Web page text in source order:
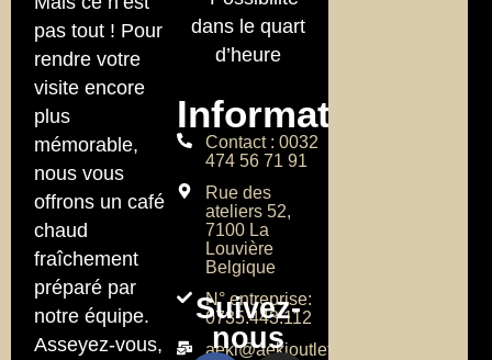
pas tout ! Pour
rendre votre
visite encore
plus
mémorable,
nous vous
offrons un café
chaud
fraîchement
préparé par
notre équipe.
Asseyez-vous,
dans le quart
d’heure
Informations
Contact : 0032
474 56 71 91
Rue des
ateliers 52,
7100 La
Louvière
Belgique
N° entreprise:
0735.443.112
aeki@aekioutlet.com
Suivez-
nous